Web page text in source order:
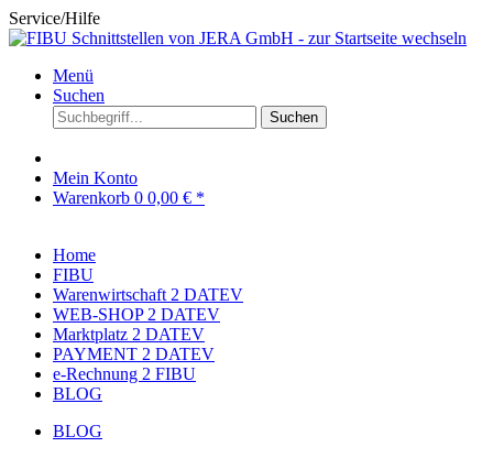
Service/Hilfe
Menü
Suchen
Suchen
Mein Konto
Warenkorb 0 0,00 € *
Home
FIBU
Warenwirtschaft 2 DATEV
WEB-SHOP 2 DATEV
Marktplatz 2 DATEV
PAYMENT 2 DATEV
e-Rechnung 2 FIBU
BLOG
BLOG